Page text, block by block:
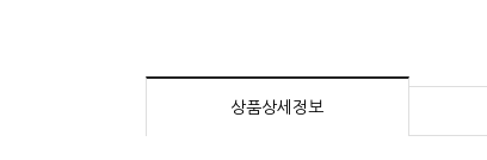
상품상세정보